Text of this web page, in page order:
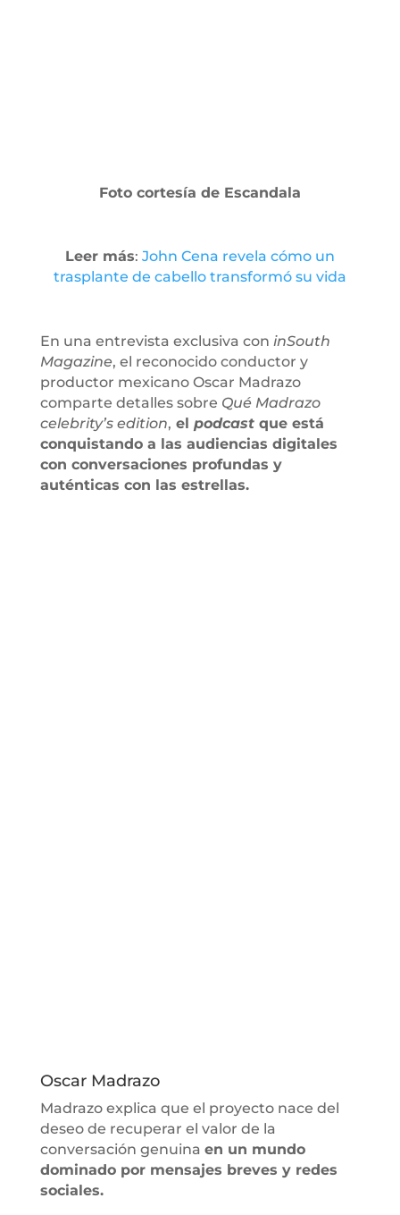
Foto cortesía de Escandala
Leer más: John Cena revela cómo un
trasplante de cabello transformó su vida
En una entrevista exclusiva con inSouth
Magazine, el reconocido conductor y
productor mexicano Oscar Madrazo
comparte detalles sobre Qué Madrazo
celebrity’s edition, el podcast que está
conquistando a las audiencias digitales
con conversaciones profundas y
auténticas con las estrellas.
Oscar Madrazo
Madrazo explica que el proyecto nace del
deseo de recuperar el valor de la
conversación genuina en un mundo
dominado por mensajes breves y redes
sociales.